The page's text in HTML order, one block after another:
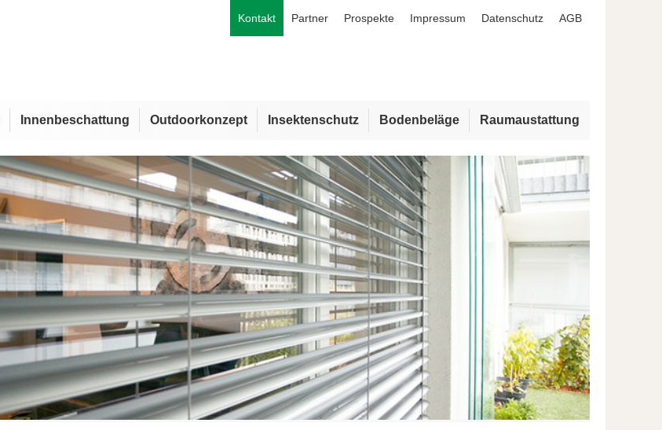
Kontakt Partner Prospekte Impressum Datenschutz AGB
Innenbeschattung Outdoorkonzept Insektenschutz Bodenbeläge Raumaustattung